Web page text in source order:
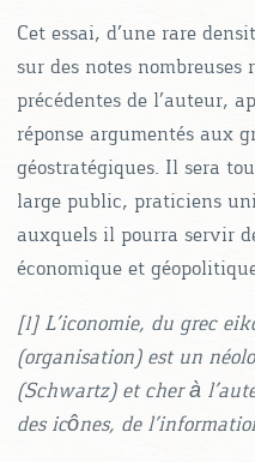
Cet essai, d’une rare
sur des notes
précédentes de l’auteur,
réponse argumentés aux
géostratégiques. Il sera
large public, praticiens
auxquels il pourra servir
économique et
[1] L’iconomie, du grec
(organisation) est un
(Schwartz) et cher à
des icônes, de